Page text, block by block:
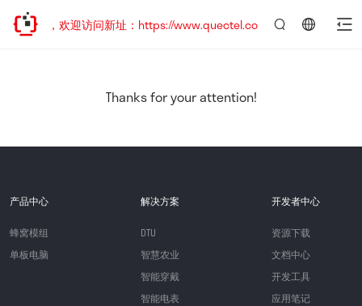
已迁移，欢迎访问新址：https://www.quectel.com.cn
Thanks for your attention!
产品中心
蜂窝模组
单板电脑
解决方案
DTU
智慧农业
智能穿戴
智能电表
开发者中心
资源下载
文档中心
开发工具
应用笔记